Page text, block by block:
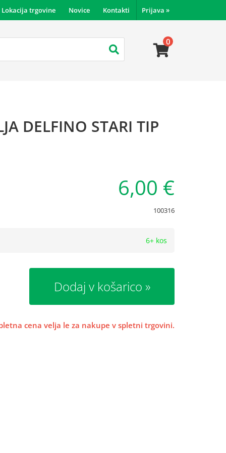
Prijava »
Lokacija trgovine Novice Kontakti
0
DELFINO STARI TIP
6,00 €
100316
6+ kos
Dodaj v košarico
cena velja le za nakupe v spletni trgovini.